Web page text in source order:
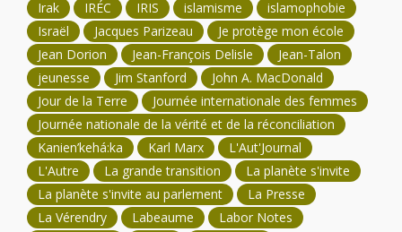
Irak IRÉC IRIS islamisme
islamophobie
Israël
Jacques Parizeau
Je protège mon école
Jean Dorion
Jean-François Delisle
Jean-Talon
jeunesse
Jim Stanford
John A. MacDonald
Jour de la Terre
Journée internationale des femmes
Journée nationale de la vérité et de la réconciliation
Kanien’kehá:ka
Karl Marx
L'Aut'Journal
L'Autre
La grande transition
La planète s'invite
La planète s'invite au parlement
La Presse
La Vérendry
Labeaume
Labor Notes